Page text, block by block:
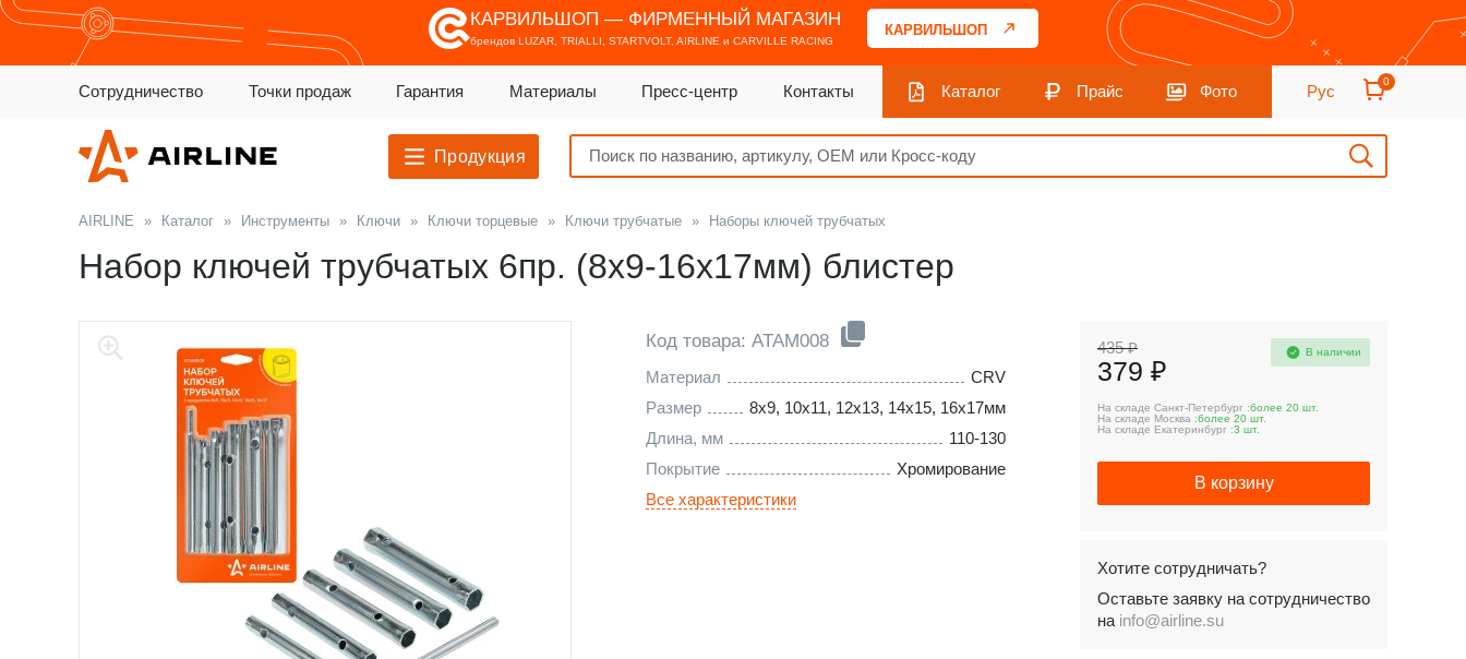
КАРВИЛЬШОП — ФИРМЕННЫЙ МАГАЗИН
брендов LUZAR, TRIALLI, STARTVOLT, AIRLINE и CARVILLE RACING
КАРВИЛЬШОП
Сотрудничество Точки продаж Гарантия Материалы Пресс-центр Контакты Каталог Прайс Фото Рус
0
Продукция
AIRLINE » Каталог » Инструменты » Ключи » Ключи торцевые » Ключи трубчатые » Наборы ключей трубчатых
Набор ключей трубчатых 6пр. (8х9-16х17мм) блистер
Код товара: ATAM008
Материал
CRV
Размер
8x9, 10x11, 12x13, 14x15, 16x17мм
Длина, мм
110-130
Покрытие
Хромирование
Все характеристики
435 ₽
379 ₽
В наличии
На складе Санкт-Петербург :более 20 шт.
На складе Москва :более 20 шт.
На складе Екатеринбург :3 шт.
В корзину
Хотите сотрудничать?
Оставьте заявку на сотрудничество
на info@airline.su